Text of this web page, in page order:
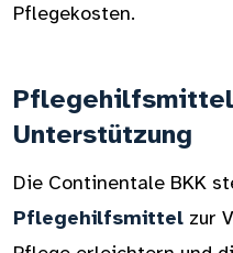
Pflegekosten.
Unterstützung
Die Continentale BKK
Pflegehilfsmittel zur